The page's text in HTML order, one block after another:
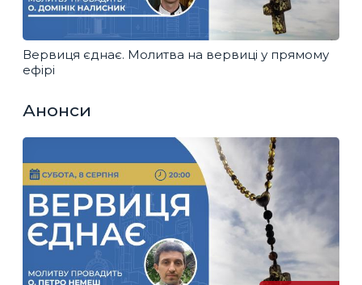
Вервиця єднає. Молитва на вервиці у прямому
ефірі
Анонси